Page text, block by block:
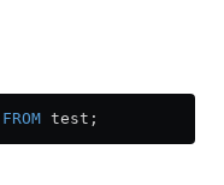
FROM test;